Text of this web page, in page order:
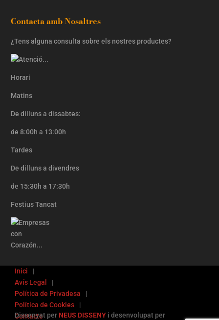
Contacta amb Nosaltres
¿Tens alguna consulta sobre els nostres productes?
Horari
Matins
De dilluns a dissabtes:
de 8:00h a 13:00h
Tardes
De dilluns a divendres
de 15:30h a 17:30h
Festius Tancat
Inici
Avís Legal
Política de Privadesa
Política de Cookies
Contacte
Dissenyat per NEUS DISSENY i desenvolupat per